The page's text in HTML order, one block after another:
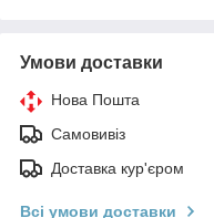
Умови доставки
Нова Пошта
Самовивіз
Доставка кур'єром
Всі умови доставки